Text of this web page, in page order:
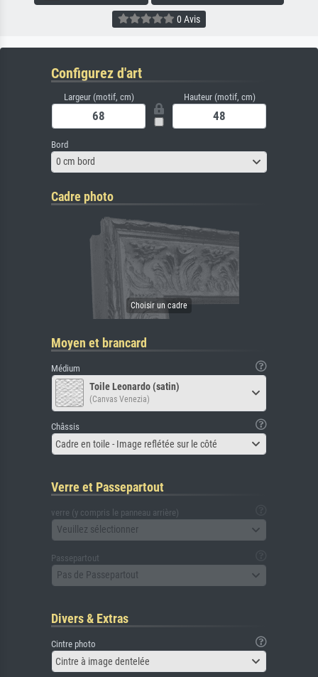
0 Avis
Configurez d'art
Largeur (motif, cm) Hauteur (motif, cm)
Bord
0 cm bord
Cadre photo
Moyen et brancard
Médium
Toile Leonardo (satin)
(Canvas Venezia)
Châssis
Cadre en toile - Image reflétée sur le côté
Verre et Passepartout
verre (y compris le panneau arrière)
Veuillez sélectionner
Passepartout
Pas de Passepartout
Divers & Extras
Cintre photo
Cintre à image dentelée